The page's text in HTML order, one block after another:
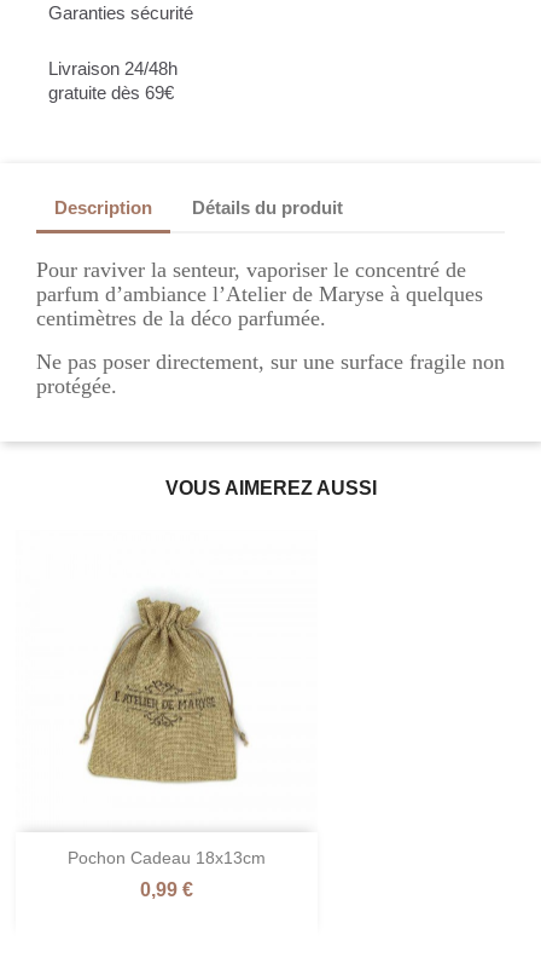
Garanties sécurité
Livraison 24/48h
gratuite dès 69€
Description Détails du produit
Pour raviver la senteur, vaporiser le concentré de
parfum d’ambiance l’Atelier de Maryse à quelques
centimètres de la déco parfumée.
Ne pas poser directement, sur une surface fragile non
protégée.
VOUS AIMEREZ AUSSI
Pochon Cadeau 18x13cm
Prix
0,99 €